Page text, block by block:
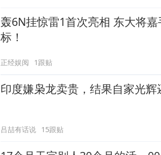
轰6N挂惊雷1首次亮相 东大将
标！
正经娱阅 1跟贴
印度嫌枭龙卖贵，结果自家光
吕喆有话说 15跟贴